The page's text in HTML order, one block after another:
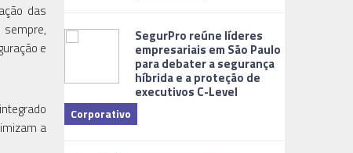
das
e
a
SegurPro reúne líderes
empresariais em São Paulo
para debater a segurança
híbrida e a proteção de
executivos C-Level
Corporativo